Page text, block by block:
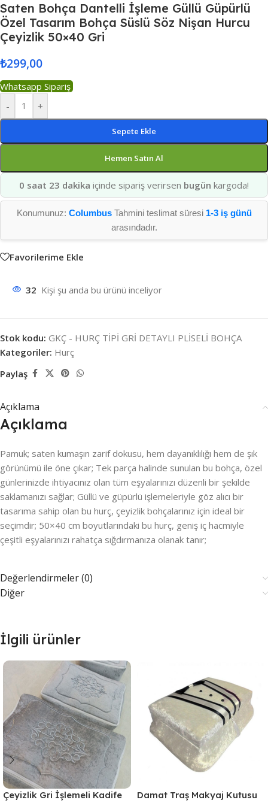
Saten Bohça Dantelli İşleme Güllü Güpürlü
Özel Tasarım Bohça Süslü Söz Nişan Hurcu
Çeyizlik 50×40 Gri
₺299,00
Whatsapp Sipariş
-
+
Sepete Ekle
Hemen Satın Al
0 saat 23 dakika içinde sipariş verirsen bugün kargoda!
Konumunuz: ColumbusTahmini teslimat süresi 1-3 iş günü
arasındadır.
Favorilerime Ekle
32 Kişi şu anda bu ürünü inceliyor
Stok kodu: GKÇ - HURÇ TİPİ GRİ DETAYLI PLİSELİ BOHÇA
Kategoriler: Hurç
Paylaş
Açıklama
Açıklama
Pamuk; saten kumaşın zarif dokusu, hem dayanıklılığı hem de şık
görünümü ile öne çıkar; Tek parça halinde sunulan bu bohça, özel
günlerinizde ihtiyacınız olan tüm eşyalarınızı düzenli bir şekilde
saklamanızı sağlar; Güllü ve güpürlü işlemeleriyle göz alıcı bir
tasarıma sahip olan bu hurç, çeyizlik bohçalarınız için ideal bir
seçimdir; 50×40 cm boyutlarındaki bu hurç, geniş iç hacmiyle
çeşitli eşyalarınızı rahatça sığdırmanıza olanak tanır;
Değerlendirmeler (0)
Diğer
İlgili ürünler
Çeyizlik Gri İşlemeli Kadife
Damat Traş Makyaj Kutusu